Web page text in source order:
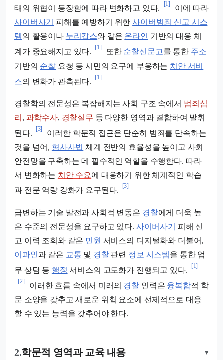
태의 위협이 등장함에 따라 변화하고 있다.
[1]
이에 따라
사이버사기
피해를 예방하기 위한사이버범죄 신고 시스
템의 활용이나 누리캅스와 같은 온라인 기반의 대응 체
계가 중요해지고 있다.
[1]
또한 순찰신문고를 통한 주소
기반의 순찰 요청 등 시민의 요구에 부응하는 치안 서비
스의 변화가 관측된다.
[1]
경찰학의 전문성은 복잡해지는 사회 구조 속에서 범죄심
리 , 과학수사, 경찰실무 등 다양한 영역과 결합하여 발휘
된다.
[3]
이러한 학문적 접근은 단순히 범죄를 단속하는
것을 넘어, 형사사법 체계 전반의 효율성을 높이고 사회
안전망을 구축하는 데 필수적인 역할을 수행한다. 따라
서 변화하는 치안 수요에 대응하기 위한 체계적인 학습
과 전문 역량 강화가 요구된다.
[3]
급변하는 기술 발전과 사회적 변동은 경찰에게 더욱 높
은 수준의 전문성을 요구하고 있다. 사이버사기
피해 신
고 이력 조회와 같은 민원 서비스의 디지털화와 더불어,
이파인과 같은 교통 및 경찰관련 정보 시스템을 통한 업
무 상담 등 행정 서비스의 고도화가 진행되고 있다.
[1]
[2]
이러한 흐름 속에서 미래의 경찰 인력은 융복합적 학
문 소양을 갖추고 새로운 위험 요소에 선제적으로 대응
할 수 있는 능력을 갖추어야 한다.
2.학문적 영역과 교육 내용 ▾